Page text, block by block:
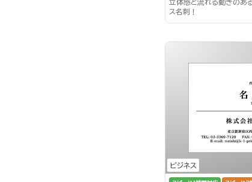
立体感と流れる動きのあ
ス名刺！
ビジネス